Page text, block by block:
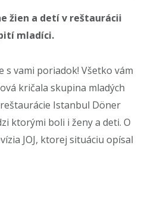
žien a detí v reštaurácii
mladíci.
s vami poriadok! Všetko vám
kričala skupina mladých
Istanbul Döner
ktorými boli i ženy a deti. O
JOJ, ktorej situáciu opísal